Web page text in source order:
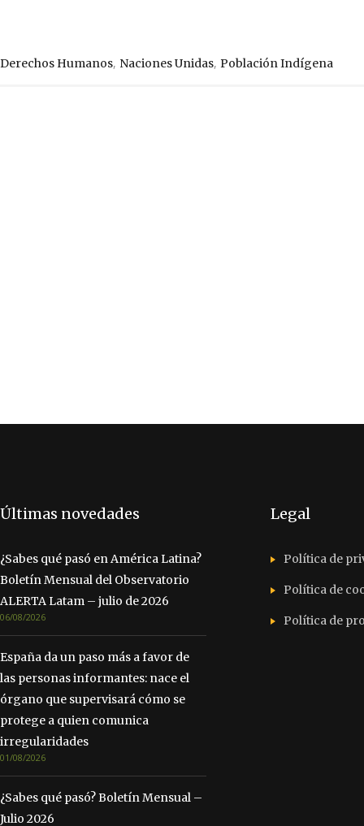
Derechos Humanos, Naciones Unidas, Población Indígena
Últimas novedades
¿Sabes qué pasó en América Latina?
Boletín Mensual del Observatorio
ALERTA Latam – julio de 2026
06/08/2026
España da un paso más a favor de
las personas informantes: nace el
órgano que supervisará cómo se
protege a quien comunica
irregularidades
01/08/2026
¿Sabes qué pasó? Boletín Mensual –
Julio 2026
Legal
Política de
Política de
Política de